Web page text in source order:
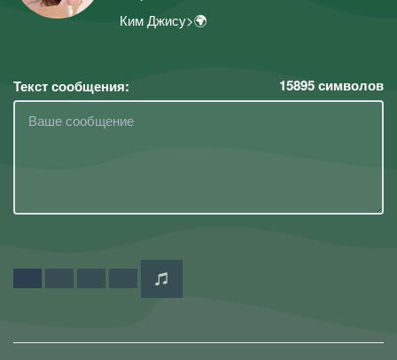
Ким Джису>🌍
Текст сообщения: 15895символов